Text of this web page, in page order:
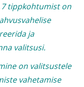
tippkohtumist on
ja
valitsusi.
on valitsustele
vahetamise